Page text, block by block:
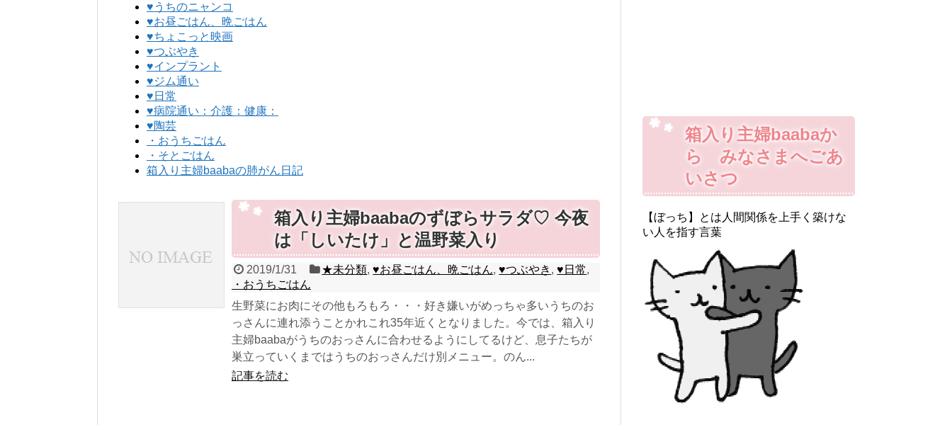
♥うちのニャンコ
♥お昼ごはん、晩ごはん
♥ちょこっと映画
♥つぶやき
♥インプラント
♥ジム通い
♥日常
♥病院通い：介護：健康：
♥陶芸
・おうちごはん
・そとごはん
箱入り主婦baabaの肺がん日記
箱入り主婦baabaのずぼらサラダ♡ 今夜
は「しいたけ」と温野菜入り
2019/1/31 ★未分類,♥お昼ごはん、晩ごはん,♥つぶやき ,♥日常,
・おうちごはん
生野菜にお肉にその他もろもろ・・・好き嫌いがめっちゃ多いうちのお
っさんに連れ添うことかれこれ35年近くとなりました。今では、箱入り
主婦baabaがうちのおっさんに合わせるようにしてるけど、息子たちが
巣立っていくまではうちのおっさんだけ別メニュー。のん...
記事を読む
箱入り主婦baabaか
ら みなさまへごあ
いさつ
【ぼっち】とは人間関係を上手く築けな
い人を指す言葉